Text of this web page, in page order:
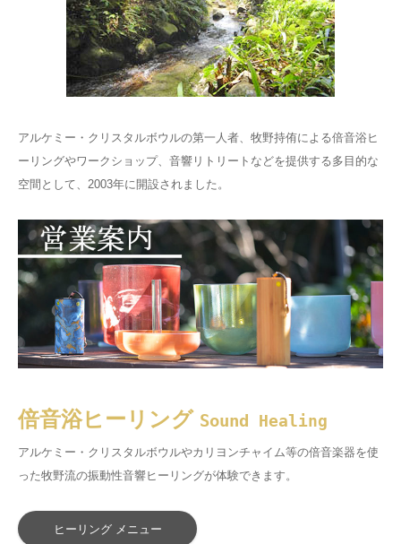
アルケミー・クリスタルボウルの第一人者、牧野持侑による倍音浴ヒ
ーリングやワークショップ、音響リトリートなどを提供する多目的な
空間として、2003年に開設されました。
倍音浴ヒーリング Sound Healing
アルケミー・クリスタルボウルやカリヨンチャイム等の倍音楽器を使
った牧野流の振動性音響ヒーリングが体験できます。
ヒーリング メニュー